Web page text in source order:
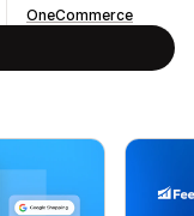
OneCommerce